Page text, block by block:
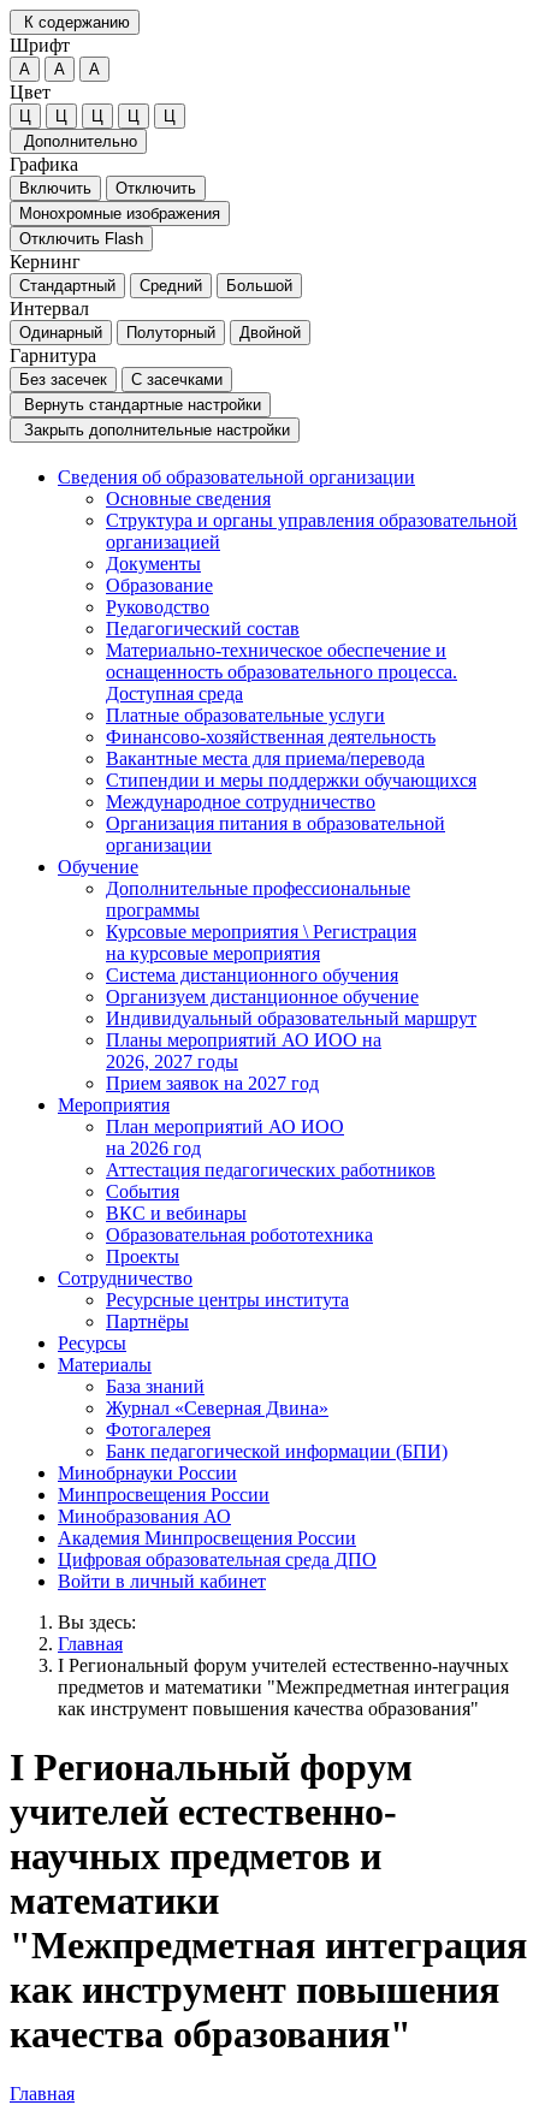
К содержанию
Шрифт
А А А
Цвет
Ц Ц Ц Ц
Ц
Дополнительно
Графика
Включить
Отключить
Монохромные изображения
Отключить Flash
Кернинг
Стандартный Средний Большой
Интервал
Одинарный Полуторный Двойной
Гарнитура
Без засечек
С засечками
Вернуть стандартные настройки
Закрыть дополнительные настройки
Сведения об образовательной организации
Основные сведения
Структура и органы управления образовательной
организацией
Документы
Образование
Руководство
Педагогический состав
Материально-техническое обеспечение и
оснащенность образовательного процесса.
Доступная среда
Платные образовательные услуги
Финансово-хозяйственная деятельность
Вакантные места для приема/перевода
Стипендии и меры поддержки обучающихся
Международное сотрудничество
Организация питания в образовательной
организации
Обучение
Дополнительные профессиональные
программы
Курсовые мероприятия \ Регистрация
на курсовые мероприятия
Система дистанционного обучения
Организуем дистанционное обучение
Индивидуальный образовательный маршрут
Планы мероприятий АО ИОО на
2026, 2027 годы
Прием заявок на 2027 год
Мероприятия
План мероприятий АО ИОО
на 2026 год
Аттестация педагогических работников
События
ВКС и вебинары
Образовательная робототехника
Проекты
Сотрудничество
Ресурсные центры института
Партнёры
Ресурсы
Материалы
База знаний
Журнал «Северная Двина»
Фотогалерея
Банк педагогической информации (БПИ)
Минобрнауки России
Минпросвещения России
Минобразования АО
Академия Минпросвещения России
Цифровая образовательная среда ДПО
Войти в личный кабинет
Вы здесь:
Главная
I Региональный форум учителей естественно-научных
предметов и математики "Межпредметная интеграция
как инструмент повышения качества образования"
I Региональный форум
учителей естественно-
научных предметов и
математики
"Межпредметная интеграция
как инструмент повышения
качества образования"
Главная